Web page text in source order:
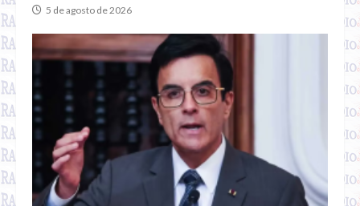
5 de agosto de 2026